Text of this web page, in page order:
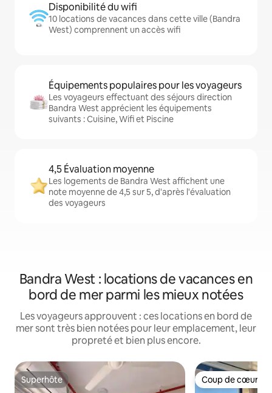
Disponibilité du wifi
10 locations de vacances dans cette ville (Bandra
West) comprennent un accès wifi
Équipements populaires pour les voyageurs
Les voyageurs effectuant des séjours direction
Bandra West apprécient les équipements
suivants : Cuisine, Wifi et Piscine
4,5 Évaluation moyenne
Les logements de Bandra West affichent une
note moyenne de 4,5 sur 5, d'après l'évaluation
des voyageurs
Bandra West : locations de vacances en
bord de mer parmi les mieux notées
Les voyageurs approuvent : ces locations en bord de
mer sont très bien notées pour leur emplacement, leur
propreté et bien plus encore.
Superhôte
Superhôte Coup de cœur
Coup de cœur